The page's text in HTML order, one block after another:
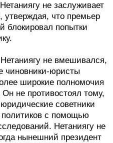
не заслуживает
утверждая, что премьер
блокировал попытки
не вмешивался,
чиновники-юристы
широкие полномочия
Он не противостоял тому,
советники
политиков с помощью
Нетаниягу не
нынешний президент